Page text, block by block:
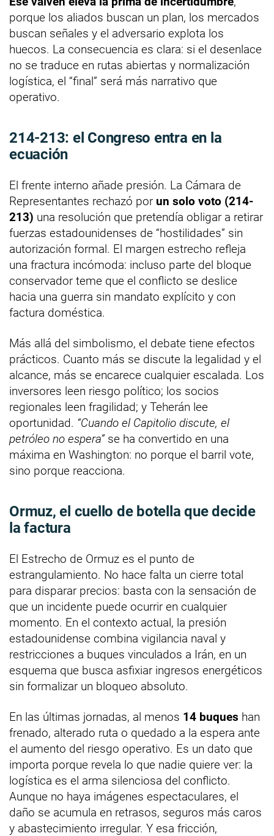
porque los aliados buscan un plan, los mercados
buscan señales y el adversario explota los
huecos. La consecuencia es clara: si el desenlace
no se traduce en rutas abiertas y normalización
logística, el “final” será más narrativo que
operativo.
214-213: el Congreso entra en la
ecuación
El frente interno añade presión. La Cámara de
Representantes rechazó por un solo voto (214-
213) una resolución que pretendía obligar a retirar
fuerzas estadounidenses de “hostilidades” sin
autorización formal. El margen estrecho refleja
una fractura incómoda: incluso parte del bloque
conservador teme que el conflicto se deslice
hacia una guerra sin mandato explícito y con
factura doméstica.
Más allá del simbolismo, el debate tiene efectos
prácticos. Cuanto más se discute la legalidad y el
alcance, más se encarece cualquier escalada. Los
inversores leen riesgo político; los socios
regionales leen fragilidad; y Teherán lee
oportunidad. “Cuando el Capitolio discute, el
petróleo no espera”se ha convertido en una
máxima en Washington: no porque el barril vote,
sino porque reacciona.
Ormuz, el cuello de botella que decide
la factura
El Estrecho de Ormuz es el punto de
estrangulamiento. No hace falta un cierre total
para disparar precios: basta con la sensación de
que un incidente puede ocurrir en cualquier
momento. En el contexto actual, la presión
estadounidense combina vigilancia naval y
restricciones a buques vinculados a Irán, en un
esquema que busca asfixiar ingresos energéticos
sin formalizar un bloqueo absoluto.
En las últimas jornadas, al menos 14 buques han
frenado, alterado ruta o quedado a la espera ante
el aumento del riesgo operativo. Es un dato que
importa porque revela lo que nadie quiere ver: la
logística es el arma silenciosa del conflicto.
Aunque no haya imágenes espectaculares, el
daño se acumula en retrasos, seguros más caros
y abastecimiento irregular. Y esa fricción,